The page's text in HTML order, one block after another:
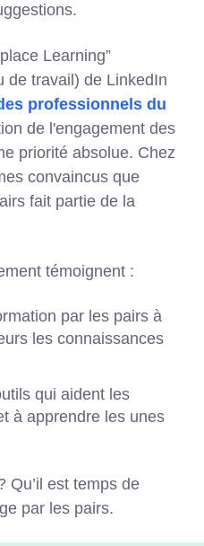
Learning”
de travail) de LinkedIn
professionnels du
de l'engagement des
priorité absolue. Chez
convaincus que
fait partie de la
témoignent :
par les pairs à
les connaissances
qui aident les
à apprendre les unes
Qu’il est temps de
par les pairs.